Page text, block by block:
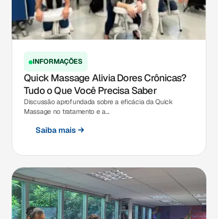
INFORMAÇÕES
Quick Massage Alivia Dores Crônicas?
Tudo o Que Você Precisa Saber
Discussão aprofundada sobre a eficácia da Quick
Massage no tratamento e a...
Saiba mais